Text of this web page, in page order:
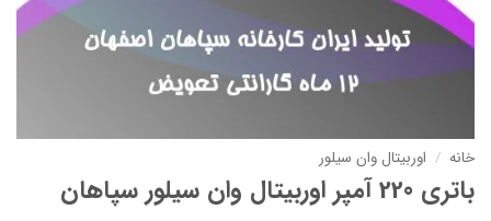
خانه / اوربیتال وان سیلور
باتری 220 آمپر اوربیتال وان سیلور سپاهان